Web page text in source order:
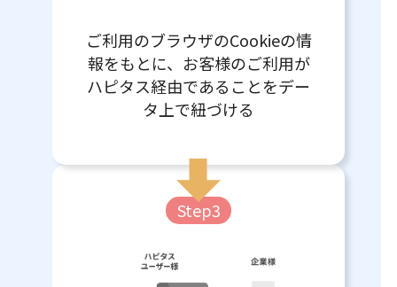
ご利用のブラウザのCookieの情
報をもとに、お客様のご利用が
ハピタス経由であることをデー
タ上で紐づける
Step3